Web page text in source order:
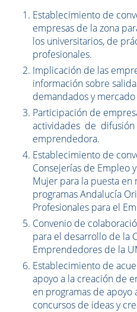
Establecimiento de
empresas de la zona
los universitarios, de
profesionales.
Implicación de las
información sobre
demandados y
Participación de
actividades de
emprendedora.
Establecimiento de
Consejerías de Empleo
Mujer para la puesta en
programas Andalucía
Profesionales para el
Convenio de
para el desarrollo de la
Emprendedores de la
Establecimiento de
apoyo a la creación de
en programas de
concursos de ideas y